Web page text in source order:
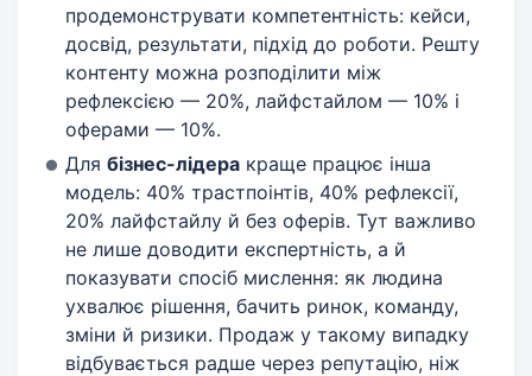
продемонструвати компетентність: кейси,
досвід, результати, підхід до роботи. Решту
контенту можна розподілити між
рефлексією — 20%, лайфстайлом — 10% і
оферами — 10%.
Для бізнес-лідера краще працює інша
модель: 40% трастпоінтів, 40% рефлексії,
20% лайфстайлу й без оферів. Тут важливо
не лише доводити експертність, а й
показувати спосіб мислення: як людина
ухвалює рішення, бачить ринок, команду,
зміни й ризики. Продаж у такому випадку
відбувається радше через репутацію, ніж